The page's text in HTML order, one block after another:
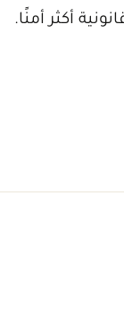
أكثر أمنًا.